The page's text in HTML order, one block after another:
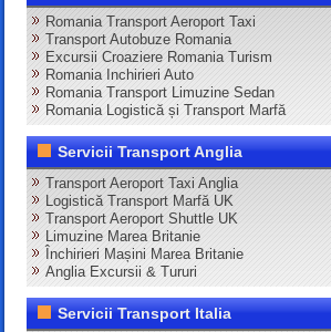
Romania Transport Aeroport Taxi
Transport Autobuze Romania
Excursii Croaziere Romania Turism
Romania Inchirieri Auto
Romania Transport Limuzine Sedan
Romania Logistică și Transport Marfă
Servicii Transport Anglia
Transport Aeroport Taxi Anglia
Logistică Transport Marfă UK
Transport Aeroport Shuttle UK
Limuzine Marea Britanie
Închirieri Mașini Marea Britanie
Anglia Excursii & Tururi
Servicii Transport Italia